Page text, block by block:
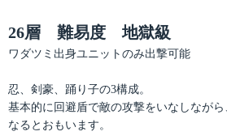
26層 難易度 地獄級
ワダツミ出身ユニットのみ出撃可能
忍、剣豪、踊り子の3構成。
基本的に回避盾で敵の攻撃をいなしなが
なるとおもいます。